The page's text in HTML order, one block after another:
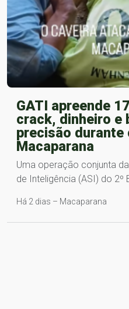
GATI apreende
crack, dinheiro e
precisão durante
Macaparana
Uma operação conjunta
de Inteligência (ASI) do 2º
Há 2 dias – Macaparana